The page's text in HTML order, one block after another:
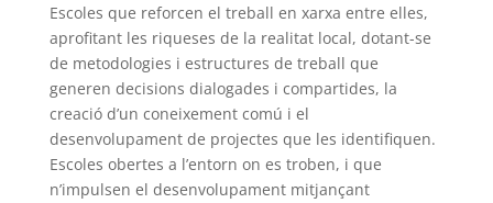
Escoles que reforcen el treball en xarxa entre elles,
aprofitant les riqueses de la realitat local, dotant-se
de metodologies i estructures de treball que
generen decisions dialogades i compartides, la
creació d’un coneixement comú i el
desenvolupament de projectes que les identifiquen.
Escoles obertes a l’entorn on es troben, i que
n’impulsen el desenvolupament mitjançant